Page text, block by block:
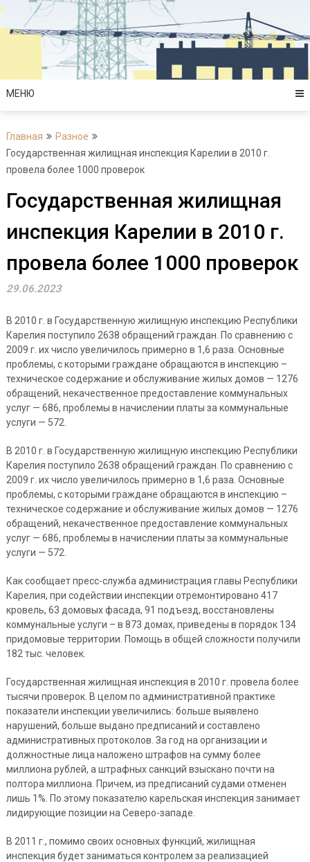
Перейти
содержимому
МЕНЮ
Главная
Разное
Государственная жилищная инспекция Карелии в 2010 г.
провела более 1000 проверок
Государственная жилищная
инспекция Карелии в 2010 г.
провела более 1000 проверок
29.06.2023
В 2010 г. в Государственную жилищную инспекцию Республики
Карелия поступило 2638 обращений граждан. По сравнению с
2009 г. их число увеличилось примерно в 1,6 раза. Основные
проблемы, с которыми граждане обращаются в инспекцию –
техническое содержание и обслуживание жилых домов — 1276
обращений, некачественное предоставление коммунальных
услуг — 686, проблемы в начислении платы за коммунальные
услуги — 572.
В 2010 г. в Государственную жилищную инспекцию Республики
Карелия поступило 2638 обращений граждан. По сравнению с
2009 г. их число увеличилось примерно в 1,6 раза. Основные
проблемы, с которыми граждане обращаются в инспекцию –
техническое содержание и обслуживание жилых домов — 1276
обращений, некачественное предоставление коммунальных
услуг — 686, проблемы в начислении платы за коммунальные
услуги — 572.
Как сообщает пресс-служба администрация главы Республики
Карелия, при содействии инспекции отремонтировано 417
кровель, 63 домовых фасада, 91 подъезд, восстановлены
коммунальные услуги – в 873 домах, приведены в порядок 134
придомовые территории. Помощь в общей сложности получили
182 тыс. человек.
Государственная жилищная инспекция в 2010 г. провела более
тысячи проверок. В целом по административной практике
показатели инспекции увеличились: больше выявлено
нарушений, больше выдано предписаний и составлено
административных протоколов. За год на организации и
должностные лица наложено штрафов на сумму более
миллиона рублей, а штрафных санкций взыскано почти на
полтора миллиона. Причем, из предписаний судами отменен
лишь 1%. По этому показателю карельская инспекция занимает
лидирующие позиции на Северо-западе.
В 2011 г., помимо своих основных функций, жилищная
инспекция будет заниматься контролем за реализацией